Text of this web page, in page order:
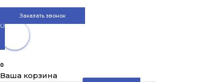
Заказать звонок
0
0
Ваша корзина